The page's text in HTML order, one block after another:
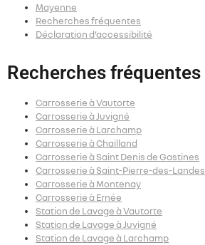
Mayenne
Recherches fréquentes
Déclaration d’accessibilité
Recherches fréquentes
Carrosserie à Vautorte
Carrosserie à Juvigné
Carrosserie à Larchamp
Carrosserie à Chailland
Carrosserie à Saint Denis de Gastines
Carrosserie à Saint-Pierre-des-Landes
Carrosserie à Montenay
Carrosserie à Ernée
Station de Lavage à Vautorte
Station de Lavage à Juvigné
Station de Lavage à Larchamp